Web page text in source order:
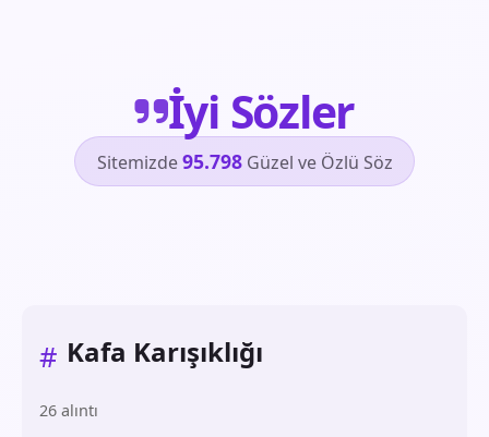
İyi Sözler
Sitemizde95.798Güzel ve Özlü Söz
# Kafa Karışıklığı
26 alıntı